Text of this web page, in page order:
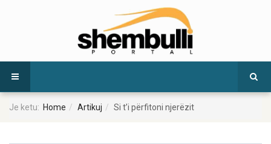
Je ketu: Home Artikuj Si t’i përfitoni njerëzit